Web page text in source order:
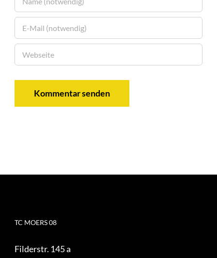
TC MOERS 08
Filderstr. 145 a